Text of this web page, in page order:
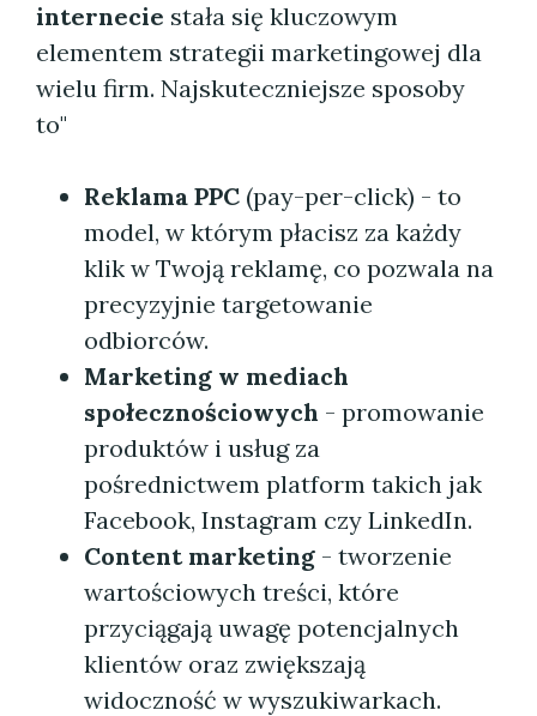
internecie stała się kluczowym
elementem strategii marketingowej dla
wielu firm. Najskuteczniejsze sposoby
to"
Reklama PPC (pay-per-click) - to
model, w którym płacisz za każdy
klik w Twoją reklamę, co pozwala na
precyzyjnie targetowanie
odbiorców.
Marketing w mediach
społecznościowych - promowanie
produktów i usług za
pośrednictwem platform takich jak
Facebook, Instagram czy LinkedIn.
Content marketing - tworzenie
wartościowych treści, które
przyciągają uwagę potencjalnych
klientów oraz zwiększają
widoczność w wyszukiwarkach.